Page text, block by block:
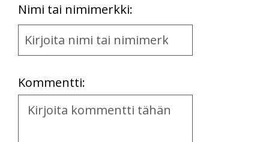
Nimi tai nimimerkki:
Name
and
Kommentti:
Kommentti